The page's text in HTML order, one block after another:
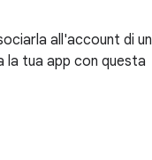
all'account di un
la tua app con questa